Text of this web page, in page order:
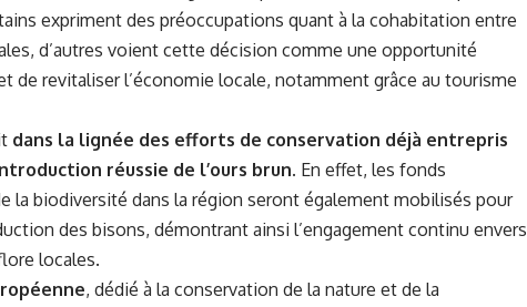
expriment des préoccupations quant à la cohabitation entre
d’autres voient cette décision comme une opportunité
de revitaliser l’économie locale, notamment grâce au tourisme
dans la lignée des efforts de conservation déjà entrepris
réussie de l’ours brun. En effet, les fonds
la biodiversité dans la région seront également mobilisés pour
des bisons, démontrant ainsi l’engagement continu envers
locales.
, dédié à la conservation de la nature et de la